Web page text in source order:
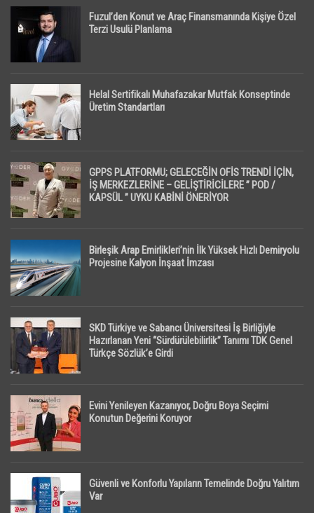
Fuzul’den Konut ve Araç Finansmanında Kişiye Özel
Terzi Usulü Planlama
Helal Sertifikalı Muhafazakar Mutfak Konseptinde
Üretim Standartları
GPPS PLATFORMU; GELECEĞİN OFİS TRENDİ İÇİN,
İŞ MERKEZLERİNE – GELİŞTİRİCİLERE ” POD /
KAPSÜL ” UYKU KABİNİ ÖNERİYOR
Birleşik Arap Emirlikleri’nin İlk Yüksek Hızlı Demiryolu
Projesine Kalyon İnşaat İmzası
SKD Türkiye ve Sabancı Üniversitesi İş Birliğiyle
Hazırlanan Yeni “Sürdürülebilirlik” Tanımı TDK Genel
Türkçe Sözlük’e Girdi
Evini Yenileyen Kazanıyor, Doğru Boya Seçimi
Konutun Değerini Koruyor
Güvenli ve Konforlu Yapıların Temelinde Doğru Yalıtım
Var